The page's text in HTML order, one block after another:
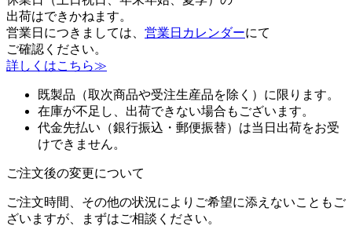
出荷はできかねます。
営業日につきましては、 営業日カレンダーにて
ご確認ください。
詳しくはこちら≫
既製品（取次商品や受注生産品を除く）に限ります。
在庫が不足し、出荷できない場合もございます。
代金先払い（銀行振込・郵便振替）は当日出荷をお受
けできません。
ご注文後の変更について
ご注文時間、その他の状況によりご希望に添えないこともご
ざいますが、まずはご相談ください。